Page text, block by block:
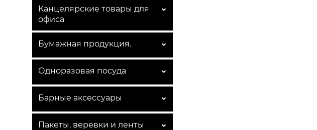
Канцелярские товары для
офиса
Бумажная продукция.
Одноразовая посуда
Барные аксессуары
Пакеты, веревки и ленты